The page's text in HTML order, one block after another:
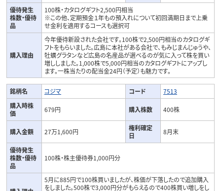
優待発生
株数・優待
品
100株・カタログギフト2,500円相当
※この他、定期預金１年もの預入れについて初回満期日まで上乗
せ金利を適用するコースも選択可
購入理由
今年優待新設された会社です。100株で2,500円相当のカタログギ
フトをもらいました。広島に本社がある会社で、もみじまんじゅうや、
牡蠣グラタンなど広島の名産品が選べるのが気に入って株を買い
増ししました。1 ,000株で5,000円相当のカタログギフトにアップし
ます。一株当たりの配当金24円（予定）も魅力です。
銘柄名 コジマ コード
7513
購入時株
価
679円 購入株数 400株
購入金額 27万1,600円
権利確定
日
8月末
優待発生
株数・優待
品
100株・株主優待券1,000円分
5月に885円で100株買いましたが、株価が下落したので追加購入
をしました。500株で3,000円分がもらえるので400株買い増しをし